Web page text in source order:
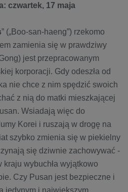
czwartek, 17 maja
” („Boo-san-haeng”) rzekomo
zamienia się w prawdziwy
jest przepracowanym
korporacji. Gdy odeszła od
nie chce z nim spędzić swoich
z nią do matki mieszkającej
Wsiadają więc do
Korei i ruszają w drogę na
szybko zmienia się w piekielny
się dziwnie zachowywać -
wybuchła wyjątkowo
Czy Pusan jest bezpieczne i
jedynym i największym